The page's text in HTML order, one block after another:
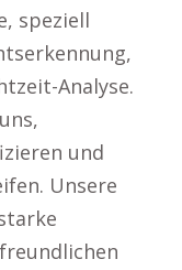
speziell
Analyse.
und
Unsere